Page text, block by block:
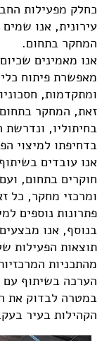
כחלק מפעילות
עירונית, אנו
המחקר בתחום.
אנו מאמינים
מאפשרת פיתוח
ומתקדמות,
זאת, המחקר
בחיתוליו,
בדחיפתו למיצוי
אנו עובדים
חוקרים בתחום,
ומרכזי מחקר, כל
פתרונות נוספים
בנוסף, אנו
תוצאות הפעילות
מהתכניות
הערכה בשיתוף
במטרה לבדוק את
הקהילות בעיר